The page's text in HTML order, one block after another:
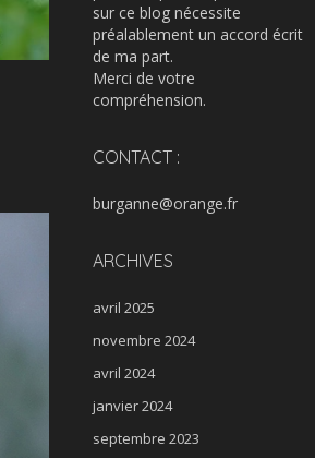
sur ce blog nécessite
préalablement un accord écrit
de ma part.
Merci de votre
compréhension.
CONTACT :
burganne@orange.fr
ARCHIVES
avril 2025
novembre 2024
avril 2024
janvier 2024
septembre 2023